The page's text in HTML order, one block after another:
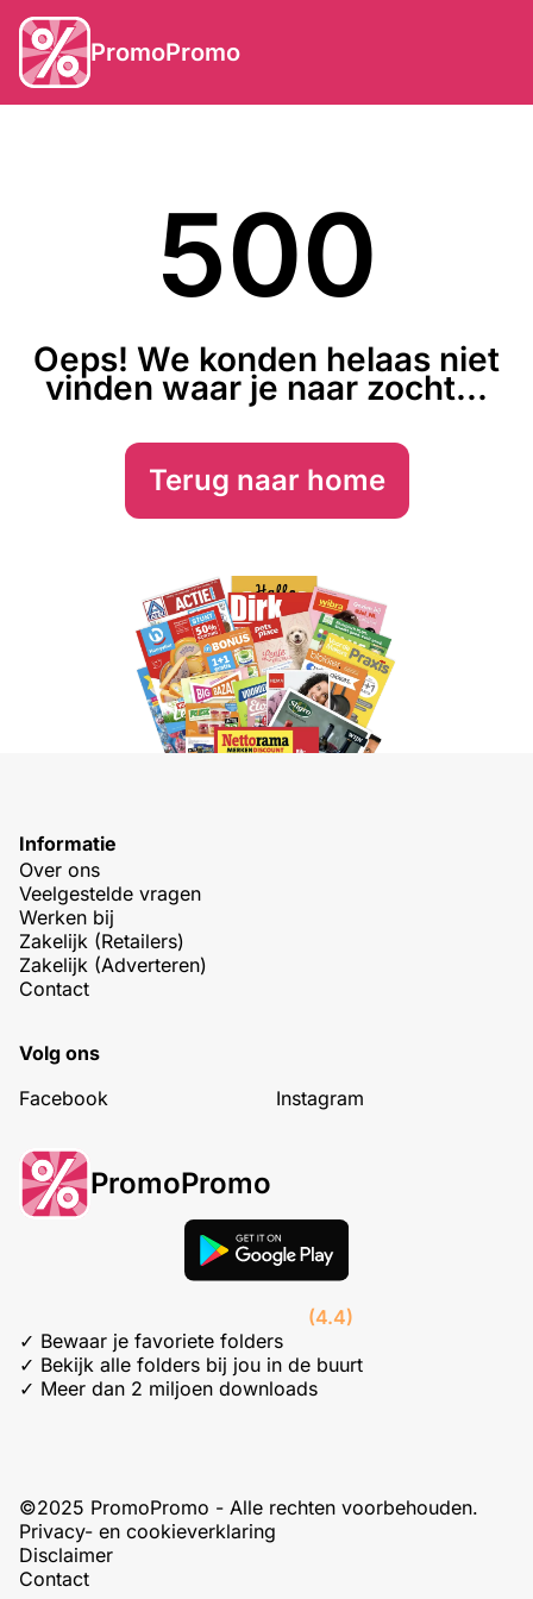
PromoPromo
500
Oeps! We konden helaas niet
vinden waar je naar zocht...
Terug naar home
Informatie
Over ons
Veelgestelde vragen
Werken bij
Zakelijk (Retailers)
Zakelijk (Adverteren)
Contact
Volg ons
Facebook
Instagram
PromoPromo
(4.4)
✓ Bewaar je favoriete folders
✓ Bekijk alle folders bij jou in de buurt
✓ Meer dan 2 miljoen downloads
©2025 PromoPromo - Alle rechten voorbehouden.
Privacy- en cookieverklaring
Disclaimer
Contact